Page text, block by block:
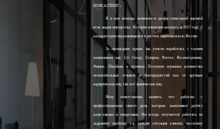
КОНСАЛТИНГ».
Я и моя команда занимаемся профессиональной оценкой
всех видов имущества. История компании началась в 2013 году, с
каждым годом мы развиваемся и растём, охватывая всю Россию.
За прошедшее время, мы успели поработать с такими
компаниями как: LG Group, Газпром, Ростех, Росэлектроника,
Финам, Сбербанк и прочими. Получили огромное количество
положительных отзывов и благодарностей как от крупных
юридических лиц, так и от физических лиц.
Могу ответственно заявить, что работаю с
профессионалами своего дела, которые, выполняют работу
качественно и оперативно. Ни всегда получается работать по
заданному шаблону, т.к. каждая ситуация клиента, по-своему